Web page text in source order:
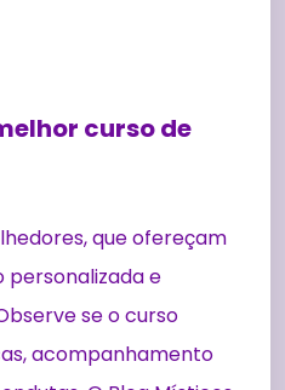
curso de
que ofereçam
personalizada e
se o curso
acompanhamento